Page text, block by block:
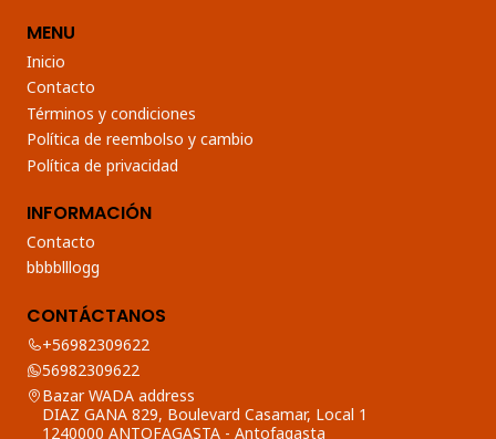
MENU
Inicio
Contacto
Términos y condiciones
Política de reembolso y cambio
Política de privacidad
INFORMACIÓN
Contacto
bbbblllogg
CONTÁCTANOS
+56982309622
56982309622
Bazar WADA address
DIAZ GANA 829, Boulevard Casamar, Local 1
1240000 ANTOFAGASTA - Antofagasta